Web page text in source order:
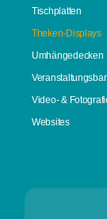
Tischplatten
Theken-Displays
Umhängedecken
Video- &
Websites